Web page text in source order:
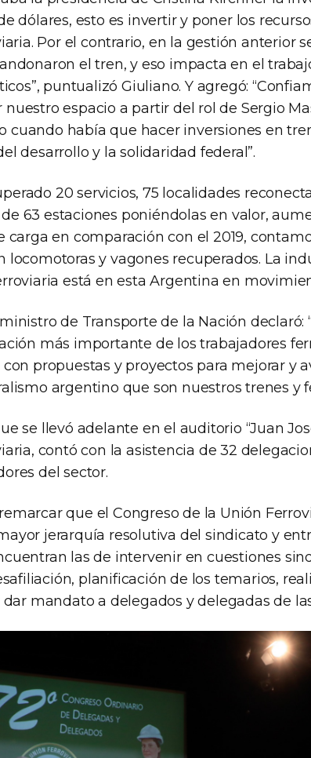
dólares, esto es invertir y poner los
Por el contrario, en la gestión anterior
el tren, y eso impacta en el
puntualizó Giuliano. Y agregó:
espacio a partir del rol de Sergio
cuando había que hacer inversiones en
desarrollo y la solidaridad federal”.
20 servicios, 75 localidades
63 estaciones poniéndolas en valor,
carga en comparación con el 2019,
locomotoras y vagones recuperados. La
está en esta Argentina en
de Transporte de la Nación declaró:
más importante de los trabajadores
propuestas y proyectos para mejorar y
argentino que son nuestros trenes y
se llevó adelante en el auditorio “Juan
contó con la asistencia de 32
del sector.
que el Congreso de la Unión
jerarquía resolutiva del sindicato y
las de intervenir en cuestiones
planificación de los temarios,
mandato a delegados y delegadas de